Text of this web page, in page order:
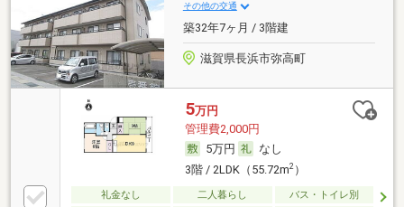
その他の交通
築32年7ヶ月 / 3階建
滋賀県長浜市弥高町
5万円
管理費2,000円
5万円
なし
3階 / 2LDK（55.72m2）
礼金なし 二人暮らし バス・トイレ別